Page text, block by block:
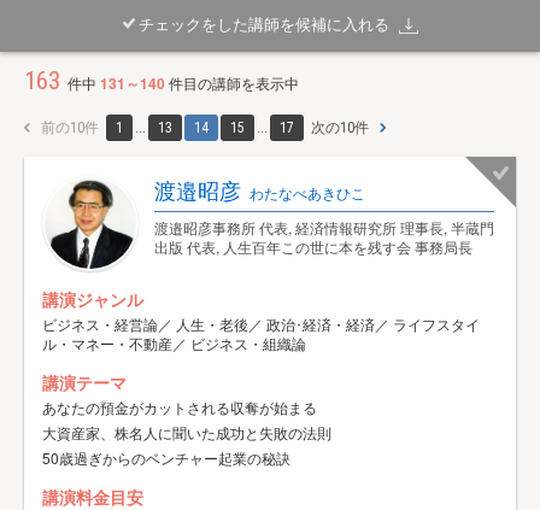
チェックをした講師を候補に入れる
163 件中 131～140件目の講師を表示中
前の10件 1 ... 13 14 15 ... 17 次の10件
渡邉昭彦 わたなべあきひこ
渡邉昭彦事務所 代表, 経済情報研究所 理事長, 半蔵門
出版 代表, 人生百年この世に本を残す会 事務局長
講演ジャンル
ビジネス・経営論／ 人生・老後／ 政治･経済・経済／ ライフスタイ
ル・マネー・不動産／ ビジネス・組織論
講演テーマ
あなたの預金がカットされる収奪が始まる
大資産家、株名人に聞いた成功と失敗の法則
50歳過ぎからのベンチャー起業の秘訣
講演料金目安